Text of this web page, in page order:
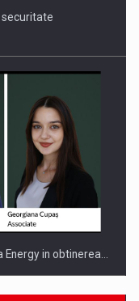
securitate
in obtinerea…